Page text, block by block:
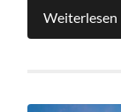
Weiterlesen